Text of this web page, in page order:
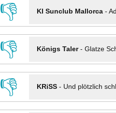
👎
KI Sunclub Mallorca-
👎
Königs Taler- Glatze
👎
KRiSS- Und plötzlich